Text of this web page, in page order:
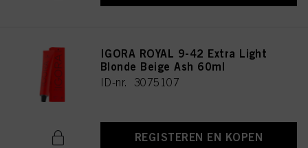
IGORA ROYAL 9-42 Extra Light
Blonde Beige Ash 60ml
ID-nr. 3075107
REGISTEREN EN KOPEN